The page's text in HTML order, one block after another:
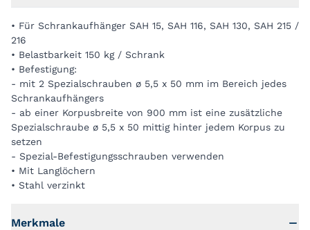
• Für Schrankaufhänger SAH 15, SAH 116, SAH 130, SAH 215 /
216
• Belastbarkeit 150 kg / Schrank
• Befestigung:
- mit 2 Spezialschrauben ø 5,5 x 50 mm im Bereich jedes
Schrankaufhängers
- ab einer Korpusbreite von 900 mm ist eine zusätzliche
Spezialschraube ø 5,5 x 50 mittig hinter jedem Korpus zu
setzen
- Spezial-Befestigungsschrauben verwenden
• Mit Langlöchern
• Stahl verzinkt
Merkmale